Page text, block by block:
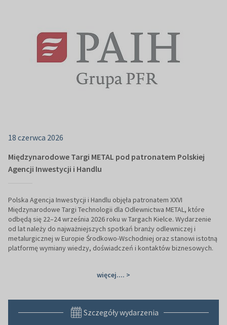
18 czerwca 2026
Międzynarodowe Targi METAL pod patronatem Polskiej
Agencji Inwestycji i Handlu
Polska Agencja Inwestycji i Handlu objęła patronatem XXVI
Międzynarodowe Targi Technologii dla Odlewnictwa METAL, które
odbędą się 22–24 września 2026 roku w Targach Kielce. Wydarzenie
od lat należy do najważniejszych spotkań branży odlewniczej i
metalurgicznej w Europie Środkowo-Wschodniej oraz stanowi istotną
platformę wymiany wiedzy, doświadczeń i kontaktów biznesowych.
więcej.... >
Szczegóły wydarzenia